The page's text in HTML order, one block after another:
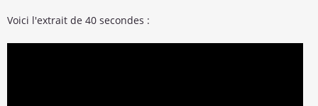
Voici l'extrait de 40 secondes :